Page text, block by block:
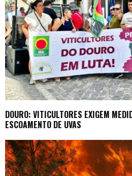
DOURO: VITICULTORES EXIGEM
ESCOAMENTO DE UVAS